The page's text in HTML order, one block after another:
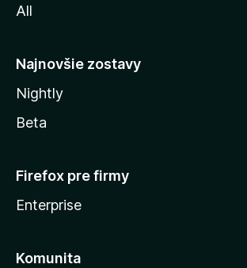
lAll
Najnovšie zostavy
Nightly
Beta
Firefox pre firmy
Enterprise
Komunita